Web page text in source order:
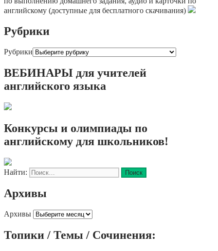
английскому (доступные для бесплатного скачивания)
Рубрики
Рубрики
ВЕБИНАРЫ для учителей
английского языка
Конкурсы и олимпиады по
английскому для школьников!
Найти:
Архивы
Архивы
Топики / Темы / Сочинения: